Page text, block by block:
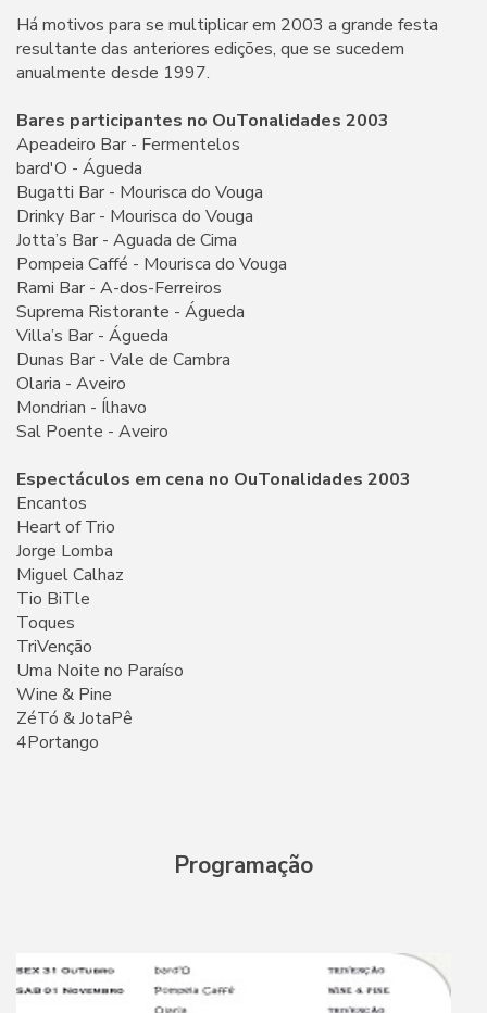
Há motivos para se multiplicar em 2003 a grande festa
resultante das anteriores edições, que se sucedem
anualmente desde 1997.
Bares participantes no OuTonalidades 2003
Apeadeiro Bar - Fermentelos
bard'O - Águeda
Bugatti Bar - Mourisca do Vouga
Drinky Bar - Mourisca do Vouga
Jotta’s Bar - Aguada de Cima
Pompeia Caffé - Mourisca do Vouga
Rami Bar - A-dos-Ferreiros
Suprema Ristorante - Águeda
Villa’s Bar - Águeda
Dunas Bar - Vale de Cambra
Olaria - Aveiro
Mondrian - Ílhavo
Sal Poente - Aveiro
Espectáculos em cena no OuTonalidades 2003
Encantos
Heart of Trio
Jorge Lomba
Miguel Calhaz
Tio BiTle
Toques
TriVenção
Uma Noite no Paraíso
Wine & Pine
ZéTó & JotaPê
4Portango
Programação